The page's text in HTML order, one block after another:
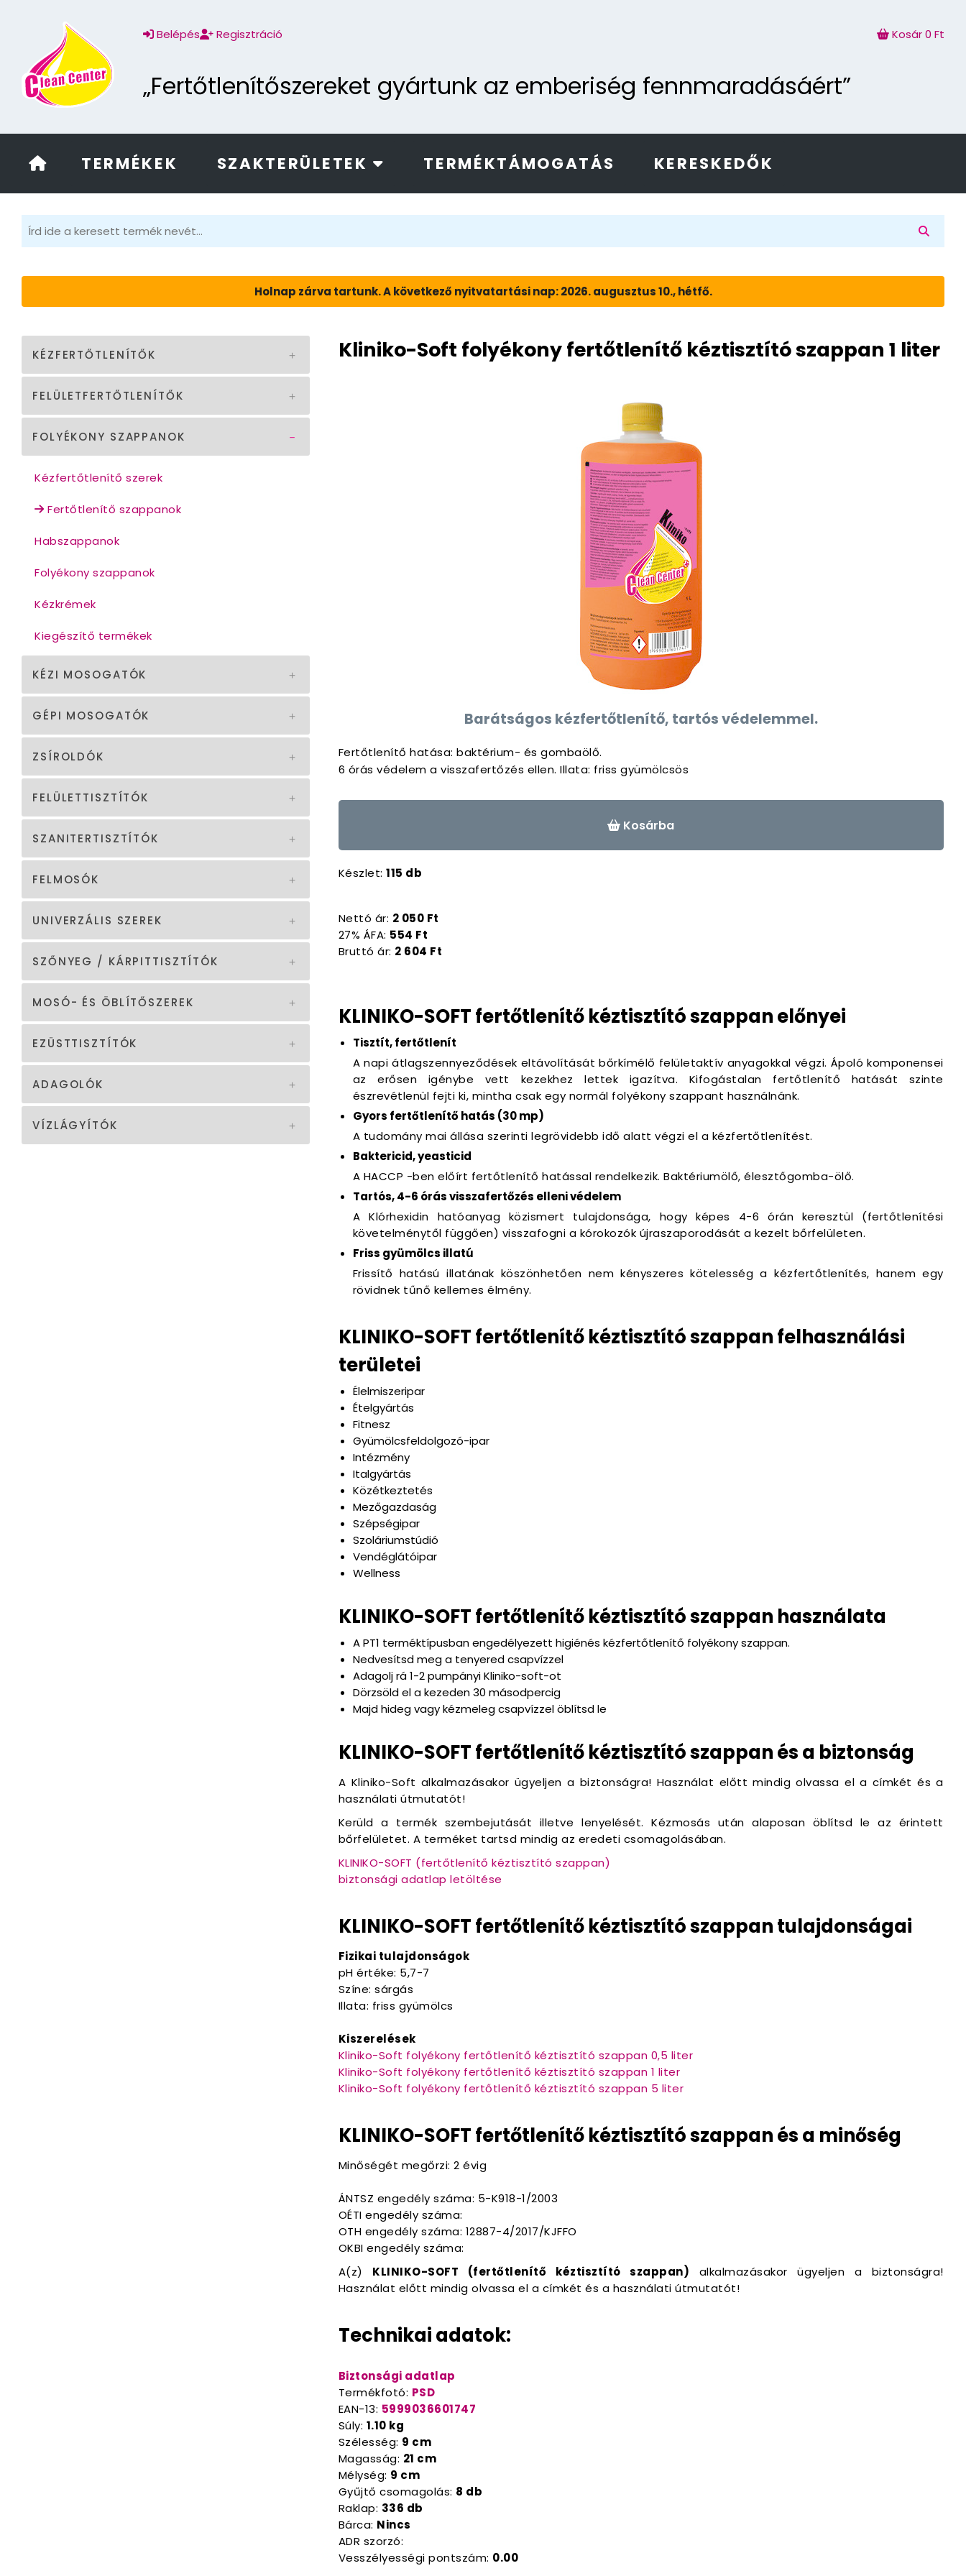
Belépés Regisztráció Kosár0 Ft
„Fertőtlenítőszereket gyártunk az emberiség fennmaradásáért”
TERMÉKEK SZAKTERÜLETEK TERMÉKTÁMOGATÁS KERESKEDŐK
Holnap zárva tartunk. A következő nyitvatartási nap: 2026. augusztus 10., hétfő.
KÉZFERTŐTLENÍTŐK
FELÜLETFERTŐTLENÍTŐK
FOLYÉKONY SZAPPANOK
Kézfertőtlenítő szerek
Fertőtlenítő szappanok
Habszappanok
Folyékony szappanok
Kézkrémek
Kiegészítő termékek
KÉZI MOSOGATÓK
GÉPI MOSOGATÓK
ZSÍROLDÓK
FELÜLETTISZTÍTÓK
SZANITERTISZTÍTÓK
FELMOSÓK
UNIVERZÁLIS SZEREK
SZŐNYEG / KÁRPITTISZTÍTÓK
MOSÓ- ÉS ÖBLÍTŐSZEREK
EZÜSTTISZTÍTÓK
ADAGOLÓK
VÍZLÁGYÍTÓK
Kliniko-Soft folyékony fertőtlenítő kéztisztító szappan 1 liter
Barátságos kézfertőtlenítő, tartós védelemmel.
Fertőtlenítő hatása: baktérium- és gombaölő.
6 órás védelem a visszafertőzés ellen. Illata: friss gyümölcsös
Kosárba
Készlet:115 db
Nettó ár: 2 050 Ft
27% ÁFA: 554 Ft
Bruttó ár: 2 604 Ft
KLINIKO-SOFT fertőtlenítő kéztisztító szappan előnyei
Tisztít, fertőtlenít
A napi átlagszennyeződések eltávolítását bőrkímélő felületaktív anyagokkal végzi. Ápoló komponensei
az erősen igénybe vett kezekhez lettek igazítva. Kifogástalan fertőtlenítő hatását szinte
észrevétlenül fejti ki, mintha csak egy normál folyékony szappant használnánk.
Gyors fertőtlenítő hatás (30 mp)
A tudomány mai állása szerinti legrövidebb idő alatt végzi el a kézfertőtlenítést.
Baktericid, yeasticid
A HACCP -ben előírt fertőtlenítő hatással rendelkezik. Baktériumölő, élesztőgomba-ölő.
Tartós, 4-6 órás visszafertőzés elleni védelem
A Klórhexidin hatóanyag közismert tulajdonsága, hogy képes 4-6 órán keresztül (fertőtlenítési
követelménytől függően) visszafogni a kórokozók újraszaporodását a kezelt bőrfelületen.
Friss gyümölcs illatú
Frissítő hatású illatának köszönhetően nem kényszeres kötelesség a kézfertőtlenítés, hanem egy
rövidnek tűnő kellemes élmény.
KLINIKO-SOFT fertőtlenítő kéztisztító szappan felhasználási
területei
Élelmiszeripar
Ételgyártás
Fitnesz
Gyümölcsfeldolgozó-ipar
Intézmény
Italgyártás
Közétkeztetés
Mezőgazdaság
Szépségipar
Szoláriumstúdió
Vendéglátóipar
Wellness
KLINIKO-SOFT fertőtlenítő kéztisztító szappan használata
A PT1 terméktípusban engedélyezett higiénés kézfertőtlenítő folyékony szappan.
Nedvesítsd meg a tenyered csapvízzel
Adagolj rá 1-2 pumpányi Kliniko-soft-ot
Dörzsöld el a kezeden 30 másodpercig
Majd hideg vagy kézmeleg csapvízzel öblítsd le
KLINIKO-SOFT fertőtlenítő kéztisztító szappan és a biztonság
A Kliniko-Soft alkalmazásakor ügyeljen a biztonságra! Használat előtt mindig olvassa el a címkét és a
használati útmutatót!
Kerüld a termék szembejutását illetve lenyelését. Kézmosás után alaposan öblítsd le az érintett
bőrfelületet. A terméket tartsd mindig az eredeti csomagolásában.
KLINIKO-SOFT (fertőtlenítő kéztisztító szappan)
biztonsági adatlap letöltése
KLINIKO-SOFT fertőtlenítő kéztisztító szappan tulajdonságai
Fizikai tulajdonságok
pH értéke: 5,7-7
Színe: sárgás
Illata: friss gyümölcs
Kiszerelések
Kliniko-Soft folyékony fertőtlenítő kéztisztító szappan 0,5 liter
Kliniko-Soft folyékony fertőtlenítő kéztisztító szappan 1 liter
Kliniko-Soft folyékony fertőtlenítő kéztisztító szappan 5 liter
KLINIKO-SOFT fertőtlenítő kéztisztító szappan és a minőség
Minőségét megőrzi: 2 évig
ÁNTSZ engedély száma: 5-K918-1/2003
OÉTI engedély száma:
OTH engedély száma: 12887-4/2017/KJFFO
OKBI engedély száma:
A(z) KLINIKO-SOFT (fertőtlenítő kéztisztító szappan) alkalmazásakor ügyeljen a biztonságra!
Használat előtt mindig olvassa el a címkét és a használati útmutatót!
Technikai adatok:
Biztonsági adatlap
Termékfotó: PSD
EAN-13: 5999036601747
Súly: 1.10 kg
Szélesség: 9 cm
Magasság: 21 cm
Mélység: 9 cm
Gyűjtő csomagolás: 8 db
Raklap: 336 db
Bárca: Nincs
ADR szorzó:
Vesszélyességi pontszám: 0.00